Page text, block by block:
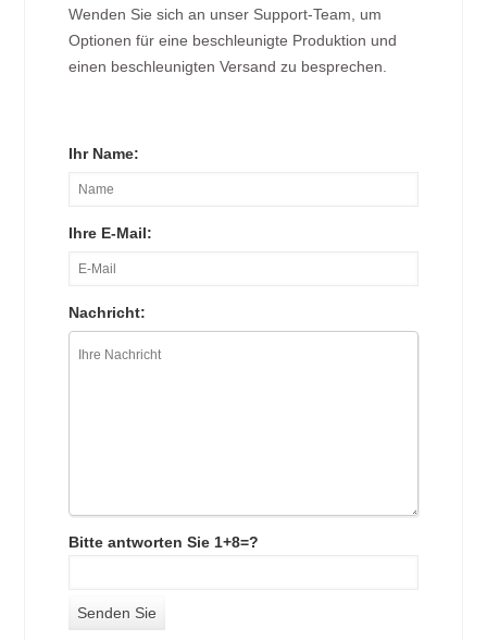
Wenden Sie sich an unser Support-Team, um
Optionen für eine beschleunigte Produktion und
einen beschleunigten Versand zu besprechen.
Ihr Name:
Ihre E-Mail:
Nachricht:
Bitte antworten Sie 1+8=?